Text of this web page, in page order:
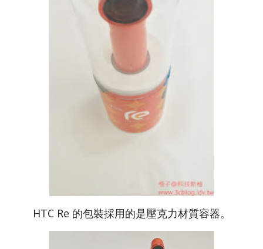
HTC Re 的包裝採用的是壓克力材質容器。